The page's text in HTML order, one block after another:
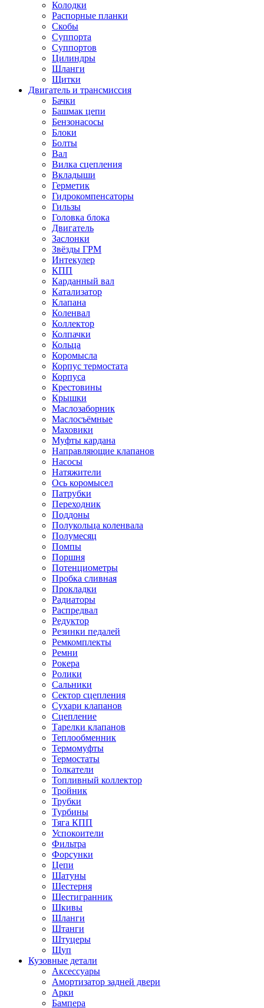
Колодки
Распорные планки
Скобы
Суппорта
Суппортов
Цилиндры
Шланги
Щитки
Двигатель и трансмиссия
Бачки
Башмак цепи
Бензонасосы
Блоки
Болты
Вал
Вилка сцепления
Вкладыши
Герметик
Гидрокомпенсаторы
Гильзы
Головка блока
Двигатель
Заслонки
Звёзды ГРМ
Интекулер
КПП
Карданный вал
Катализатор
Клапана
Коленвал
Коллектор
Колпачки
Кольца
Коромысла
Корпус термостата
Корпуса
Крестовины
Крышки
Маслозаборник
Маслосъёмные
Маховики
Муфты кардана
Направляющие клапанов
Насосы
Натяжители
Ось коромысел
Патрубки
Переходник
Поддоны
Полукольца коленвала
Полумесяц
Помпы
Поршня
Потенциометры
Пробка сливная
Прокладки
Радиаторы
Распредвал
Редуктор
Резинки педалей
Ремкомплекты
Ремни
Рокера
Ролики
Сальники
Сектор сцепления
Сухари клапанов
Сцепление
Тарелки клапанов
Теплообменник
Термомуфты
Термостаты
Толкатели
Топливный коллектор
Тройник
Трубки
Турбины
Тяга КПП
Успокоители
Фильтра
Форсунки
Цепи
Шатуны
Шестерня
Шестигранник
Шкивы
Шланги
Штанги
Штуцеры
Щуп
Кузовные детали
Аксессуары
Амортизатор задней двери
Арки
Бампера